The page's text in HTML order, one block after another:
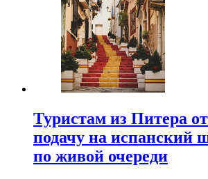
Туристам из Питера
подачу на испанский
по живой очереди